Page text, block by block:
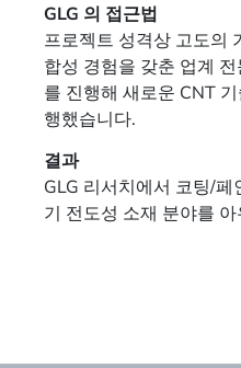
GLG 의 접근법
프로젝트 성격상 고도의
합성 경험을 갖춘 업계
를 진행해 새로운 CNT
행했습니다.
결과
GLG 리서치에서 코팅/
기 전도성 소재 분야를